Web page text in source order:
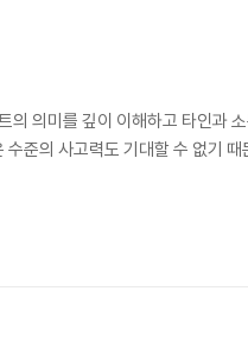
의 의미를 깊이 이해하고 타인과
준의 사고력도 기대할 수 없기 때